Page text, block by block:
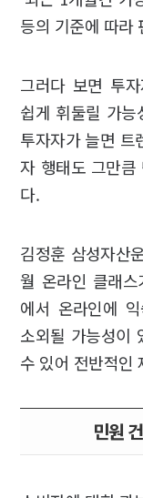
등의 기준에 따라
그러다 보면 투
쉽게 휘둘릴 가
투자자가 늘면 트
자 행태도 그만큼
다.
김정훈 삼성자산
월 온라인 클래
에서 온라인에
소외될 가능성이
수 있어 전반적인
민원